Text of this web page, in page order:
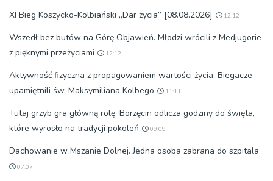
XI Bieg Koszycko-Kolbiański „Dar życia” [08.08.2026] 12:12
Wszedł bez butów na Górę Objawień. Młodzi wrócili z Medjugorie
z pięknymi przeżyciami
12:12
Aktywność fizyczna z propagowaniem wartości życia. Biegacze
upamiętnili św. Maksymiliana Kolbego
11:11
Tutaj grzyb gra główną rolę. Borzęcin odlicza godziny do święta,
które wyrosło na tradycji pokoleń
09:09
Dachowanie w Mszanie Dolnej. Jedna osoba zabrana do szpitala
07:07